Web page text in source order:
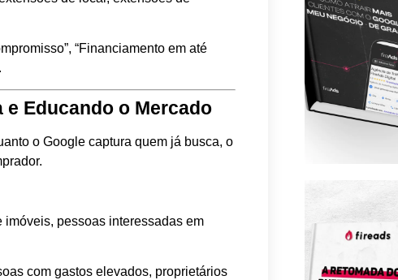
“Financiamento em até
e Educando o Mercado
o Google captura quem já busca, o
imóveis, pessoas interessadas em
com gastos elevados, proprietários